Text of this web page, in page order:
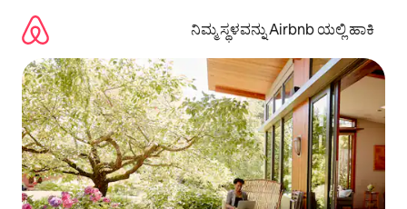
ಹೋಗಿ
ನಿಮ್ಮ ಸ್ಥಳವನ್ನು Airbnb ಯಲ್ಲಿ ಹಾಕಿ